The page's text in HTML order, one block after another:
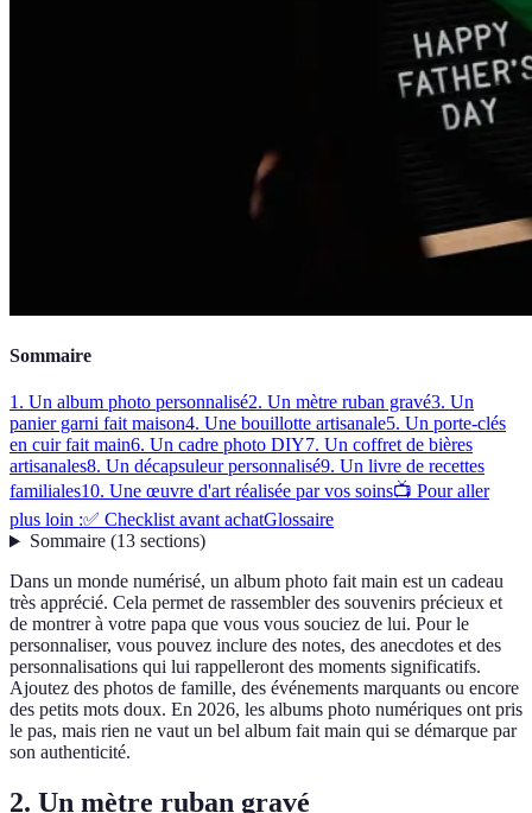
Sommaire
1. Un album photo personnalisé2. Un mètre ruban gravé3. Un
panier garni fait maison4. Une bouillotte artisanale5. Un porte-clés
en cuir fait main6. Un cadre photo DIY7. Un coffret de bières
artisanales8. Un décapsuleur personnalisé9. Un livre de recettes
familiales10. Une œuvre d'art réalisée par vos soins📺 Pour aller
plus loin :✅ Checklist avant achatGlossaire
Sommaire(13 sections)
Dans un monde numérisé, un album photo fait main est un cadeau
très apprécié. Cela permet de rassembler des souvenirs précieux et
de montrer à votre papa que vous vous souciez de lui. Pour le
personnaliser, vous pouvez inclure des notes, des anecdotes et des
personnalisations qui lui rappelleront des moments significatifs.
Ajoutez des photos de famille, des événements marquants ou encore
des petits mots doux. En 2026, les albums photo numériques ont pris
le pas, mais rien ne vaut un bel album fait main qui se démarque par
son authenticité.
2. Un mètre ruban gravé